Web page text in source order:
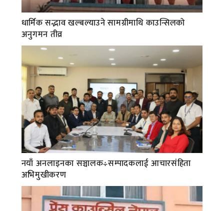
धार्मिक सद्भाव खल्बल्याउने सामग्रीमाथि काउन्सिलको
अनुगमन तीव्र
नयाँ अनलाइनका सञ्चालक÷सम्पादकलाई आचारसंहिता
अभिमुखीकरण